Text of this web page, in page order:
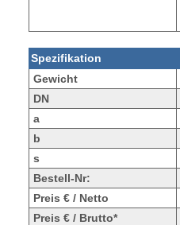
Spezifikation
Gewicht
DN
a
b
s
Bestell-Nr:
Preis € / Netto
Preis € / Brutto*